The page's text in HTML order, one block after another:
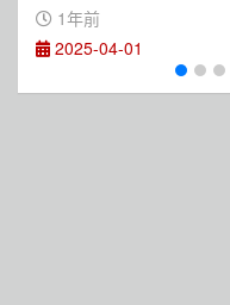
1年前
2025-04-01